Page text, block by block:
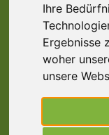
Ihre
Ergebnisse
woher
unsere
Pfungstadt
64319